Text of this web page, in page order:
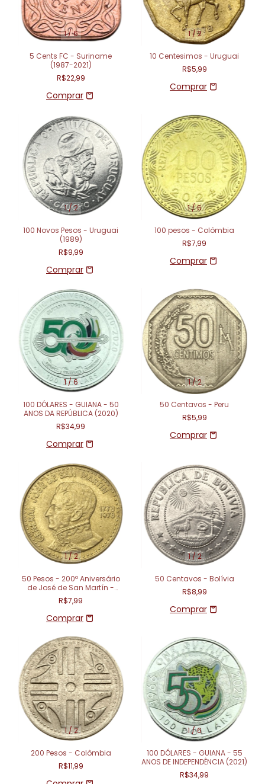
1/6
5 Cents FC - Suriname
(1987-2021)
R$22,99
1/2
10 Centesimos - Uruguai
R$5,99
1/2
100 Novos Pesos - Uruguai
(1989)
R$9,99
1/6
100 pesos - Colômbia
R$7,99
1/6
100 DÓLARES - GUIANA - 50
ANOS DA REPÚBLICA (2020)
R$34,99
1/2
50 Centavos - Peru
R$5,99
1/2
50 Pesos - 200º Aniversário
de José de San Martín -
Argentina (1978)
R$7,99
1/2
50 Centavos - Bolívia
R$8,99
1/2
200 Pesos - Colômbia
R$11,99
1/6
100 DÓLARES - GUIANA - 55
ANOS DE INDEPENDÊNCIA (2021)
R$34,99